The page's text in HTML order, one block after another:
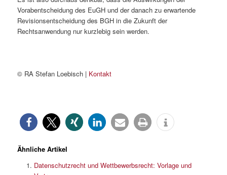
Vorabentscheidung des EuGH und der danach zu erwartende
Revisionsentscheidung des BGH in die Zukunft der
Rechtsanwendung nur kurzlebig sein werden.
© RA Stefan Loebisch | Kontakt
Ähnliche Artikel
Datenschutzrecht und Wettbewerbsrecht: Vorlage und